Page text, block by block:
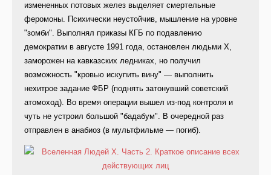
измененных потовых желез выделяет смертельные
феромоны. Психически неустойчив, мышление на уровне
"зомби". Выполнял приказы КГБ по подавлению
демократии в августе 1991 года, остановлен людьми Х,
заморожен на кавказских ледниках, но получил
возможность "кровью искупить вину" — выполнить
нехитрое задание ФБР (поднять затонувший советский
атомоход). Во время операции вышел из-под контроля и
чуть не устроил большой "бадабум". В очередной раз
отправлен в анабиоз (в мультфильме — погиб).